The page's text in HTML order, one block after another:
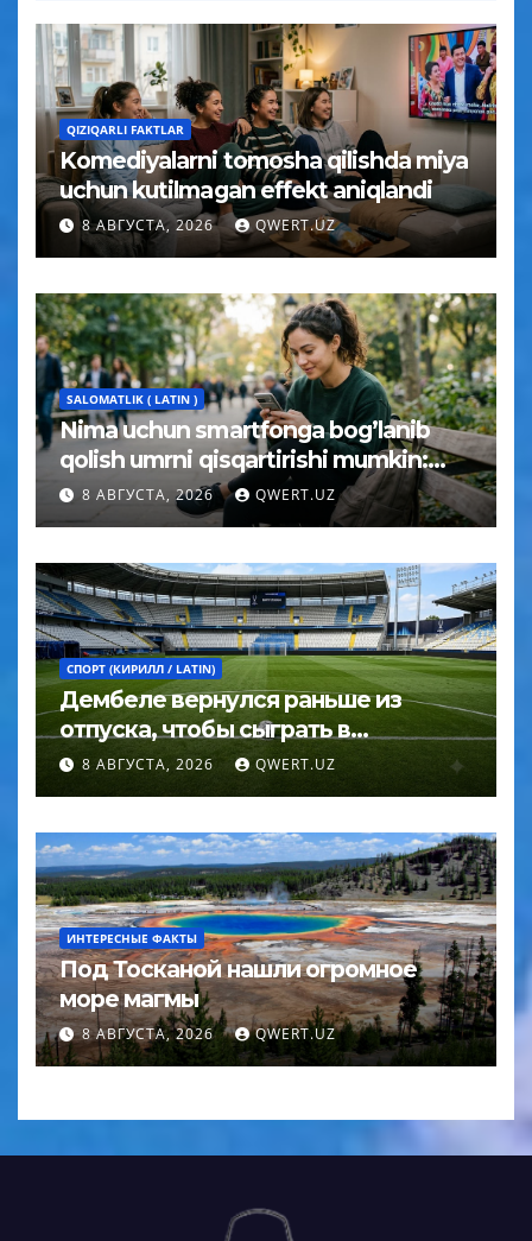
QIZIQARLI FAKTLAR
Komediyalarni tomosha qilishda miya
uchun kutilmagan effekt aniqlandi
8 АВГУСТА, 2026 QWERT.UZ
SALOMATLIK ( LATIN )
Nima uchun smartfonga bog’lanib
qolish umrni qisqartirishi mumkin:
psixolog javobi
8 АВГУСТА, 2026 QWERT.UZ
СПОРТ (КИРИЛЛ / LATIN)
Дембеле вернулся раньше из
отпуска, чтобы сыграть в
Суперкубке УЕФА
8 АВГУСТА, 2026 QWERT.UZ
ИНТЕРЕСНЫЕ ФАКТЫ
Под Тосканой нашли огромное
море магмы
8 АВГУСТА, 2026 QWERT.UZ